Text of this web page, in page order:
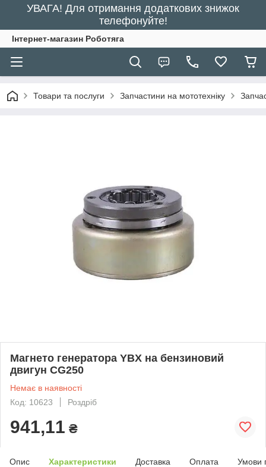
УВАГА! Для отримання додаткових знижок
телефонуйте!
Інтернет-магазин Роботяга
Товари та послуги Запчастини на мототехніку
Магнето генератора YBX на бензиновий
двигун СG250
Немає в наявності
Код: 10623
Роздріб
941,11 ₴
Опис Характеристики Доставка Оплата Умови